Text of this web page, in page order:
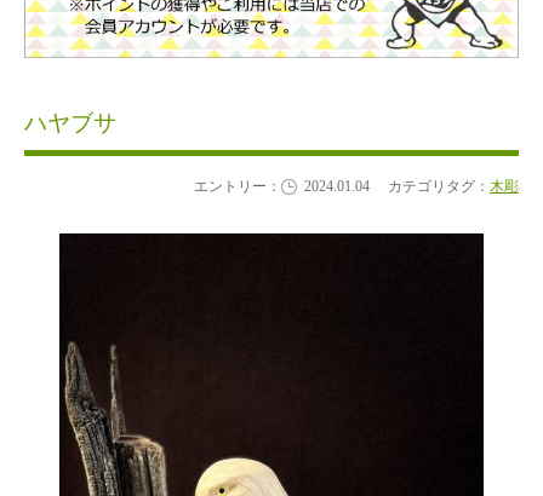
ハヤブサ
エントリー： 2024.01.04 カテゴリタグ： 木彫